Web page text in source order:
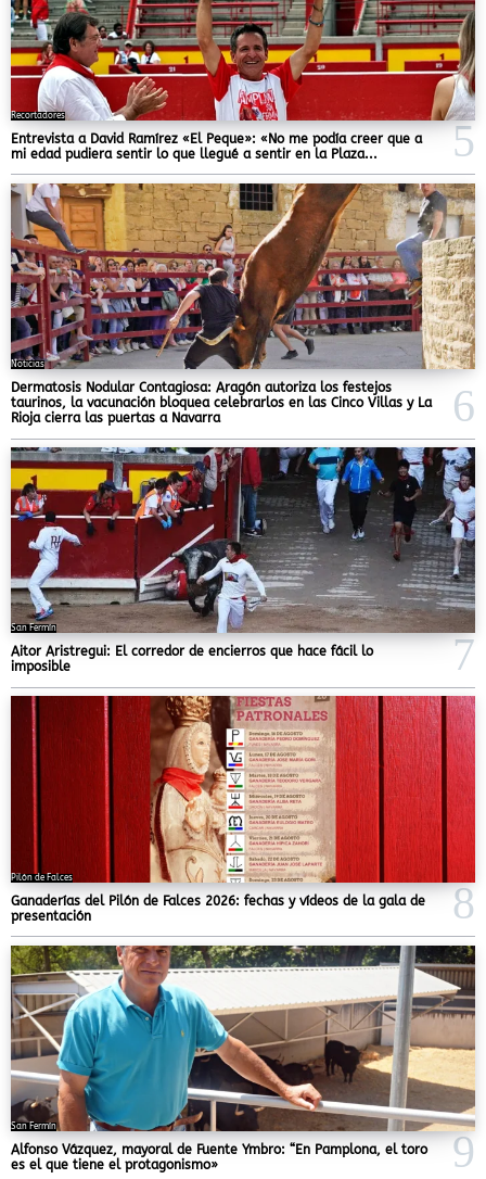
Recortadores
Entrevista a David Ramírez «El Peque»: «No me podía creer que a
mi edad pudiera sentir lo que llegué a sentir en la Plaza...
Noticias
Dermatosis Nodular Contagiosa: Aragón autoriza los festejos
taurinos, la vacunación bloquea celebrarlos en las Cinco Villas y La
Rioja cierra las puertas a Navarra
San Fermín
Aitor Aristregui: El corredor de encierros que hace fácil lo
imposible
Pilón de Falces
Ganaderías del Pilón de Falces 2026: fechas y vídeos de la gala de
presentación
San Fermín
Alfonso Vázquez, mayoral de Fuente Ymbro: “En Pamplona, el toro
es el que tiene el protagonismo»